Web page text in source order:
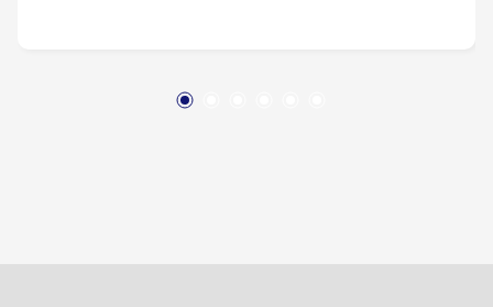
nos ambientes sociais, exceto áreas molhadas).